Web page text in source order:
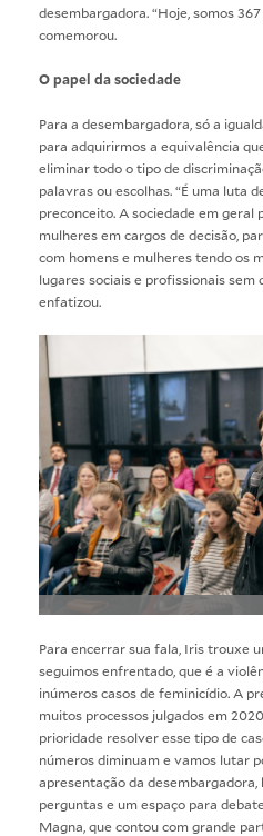
desembargadora. “Hoje, somos
comemorou.
O papel da sociedade
Para a desembargadora, só a
para adquirirmos a equivalência
eliminar todo o tipo de
palavras ou escolhas. “É uma luta
preconceito. A sociedade em geral
mulheres em cargos de decisão,
com homens e mulheres tendo os
lugares sociais e profissionais sem
enfatizou.
Para encerrar sua fala, Iris trouxe
seguimos enfrentado, que é a
inúmeros casos de feminicídio. A
muitos processos julgados em
prioridade resolver esse tipo de
números diminuam e vamos lutar
apresentação da
perguntas e um espaço para
Magna, que contou com grande